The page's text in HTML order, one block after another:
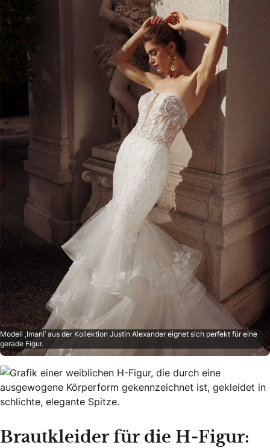
Modell ‚Imani’ aus der Kollektion Justin Alexander eignet sich perfekt für eine
gerade Figur.
Brautkleider für die H-Figur: